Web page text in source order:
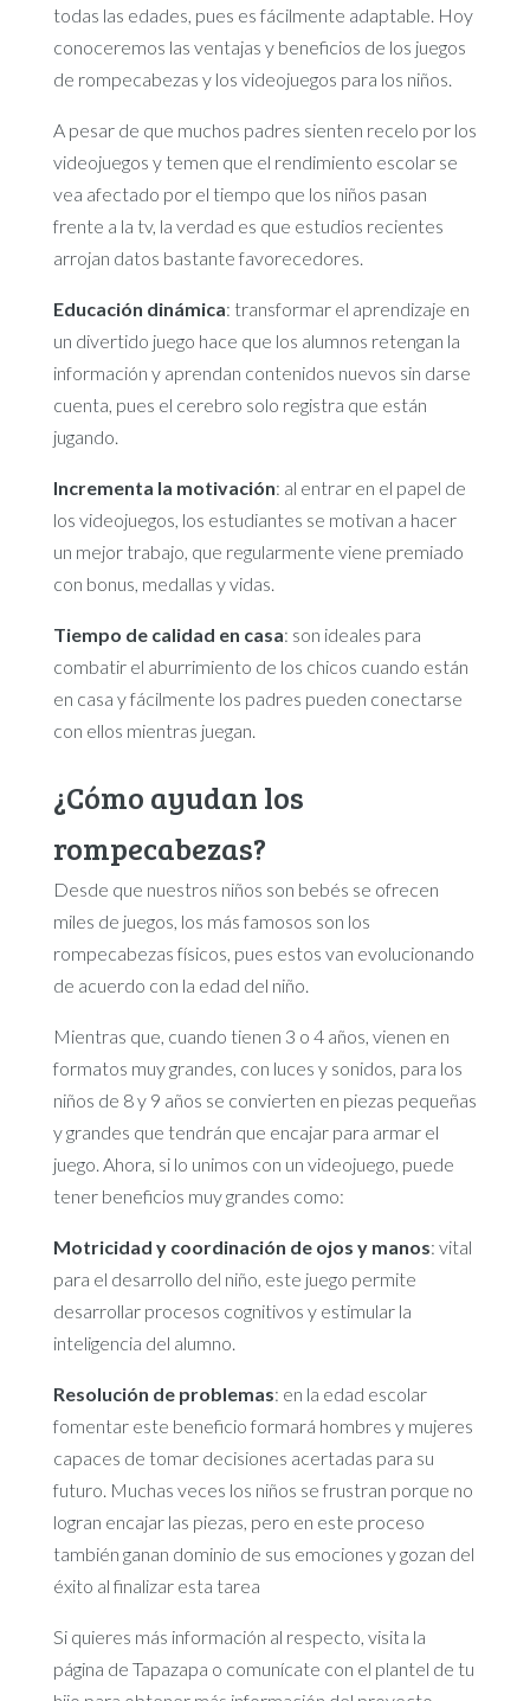
todas las edades, pues es fácilmente adaptable. Hoy
conoceremos las ventajas y beneficios de los juegos
de rompecabezas y los videojuegos para los niños.
A pesar de que muchos padres sienten recelo por los
videojuegos y temen que el rendimiento escolar se
vea afectado por el tiempo que los niños pasan
frente a la tv, la verdad es que estudios recientes
arrojan datos bastante favorecedores.
Educación dinámica: transformar el aprendizaje en
un divertido juego hace que los alumnos retengan la
información y aprendan contenidos nuevos sin darse
cuenta, pues el cerebro solo registra que están
jugando.
Incrementa la motivación: al entrar en el papel de
los videojuegos, los estudiantes se motivan a hacer
un mejor trabajo, que regularmente viene premiado
con bonus, medallas y vidas.
Tiempo de calidad en casa: son ideales para
combatir el aburrimiento de los chicos cuando están
en casa y fácilmente los padres pueden conectarse
con ellos mientras juegan.
¿Cómo ayudan los
rompecabezas?
Desde que nuestros niños son bebés se ofrecen
miles de juegos, los más famosos son los
rompecabezas físicos, pues estos van evolucionando
de acuerdo con la edad del niño.
Mientras que, cuando tienen 3 o 4 años, vienen en
formatos muy grandes, con luces y sonidos, para los
niños de 8 y 9 años se convierten en piezas pequeñas
y grandes que tendrán que encajar para armar el
juego. Ahora, si lo unimos con un videojuego, puede
tener beneficios muy grandes como:
Motricidad y coordinación de ojos y manos: vital
para el desarrollo del niño, este juego permite
desarrollar procesos cognitivos y estimular la
inteligencia del alumno.
Resolución de problemas: en la edad escolar
fomentar este beneficio formará hombres y mujeres
capaces de tomar decisiones acertadas para su
futuro. Muchas veces los niños se frustran porque no
logran encajar las piezas, pero en este proceso
también ganan dominio de sus emociones y gozan del
éxito al finalizar esta tarea
Si quieres más información al respecto, visita la
página de Tapazapa o comunícate con el plantel de tu